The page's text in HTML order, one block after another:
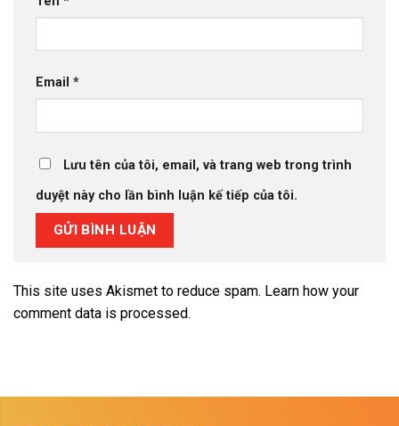
Email *
Lưu tên của tôi, email, và trang web trong trình
duyệt này cho lần bình luận kế tiếp của tôi.
This site uses Akismet to reduce spam. Learn how your
comment data is processed.